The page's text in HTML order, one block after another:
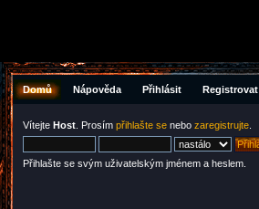
Domů Nápověda Přihlásit Registrovat
Vítejte Host . Prosím přihlašte se nebo zaregistrujte
Přihlašte se svým uživatelským jménem a heslem.